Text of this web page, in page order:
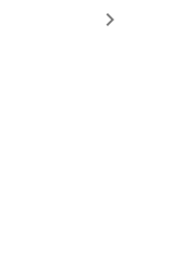
keyboard_arrow_right